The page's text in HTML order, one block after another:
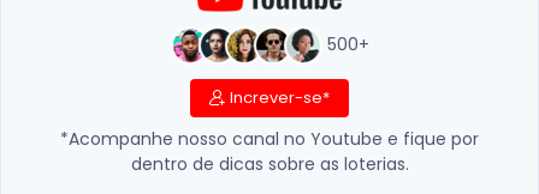
500+
Increver-se*
*Acompanhe nosso canal no Youtube e fique por
dentro de dicas sobre as loterias.